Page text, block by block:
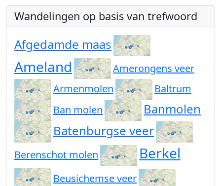
Wandelingen op basis van trefwoord
Afgedamde maas
Ameland
Amerongens veer
Armenmolen
Baltrum
Ban molen
Banmolen
Batenburgse veer
Berenschot molen Berkel
Beusichemse veer